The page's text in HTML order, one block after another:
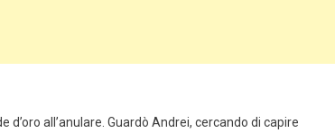
all’anulare. Guardò Andrei, cercando di capire